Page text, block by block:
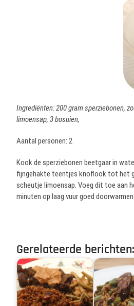
Ingrediënten: 200 gram sperziebonen,
limoensap, 3 bosuien,
Aantal personen: 2
Kook de sperziebonen beetgaar in
fijngehakte teentjes knoflook tot het
scheutje limoensap. Voeg dit toe aan
minuten op laag vuur goed
Gerelateerde berichten: